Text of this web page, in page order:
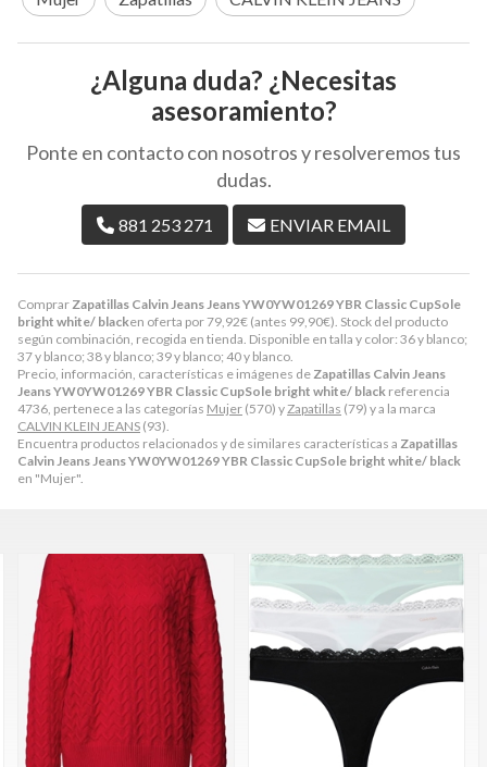
Comprar Zapatillas Calvin Jeans Jeans YW0YW01269 YBR Classic CupSole
bright white/ blacken oferta por79,92€ (antes 99,90€). Stock del producto
según combinación, recogida en tienda. Disponible en talla y color: 36 y blanco;
37 y blanco; 38 y blanco; 39 y blanco; 40 y blanco.
Precio, información, características e imágenes de Zapatillas Calvin Jeans
Jeans YW0YW01269 YBR Classic CupSole bright white/ black referencia
4736, pertenece a las categorías Mujer (570) y Zapatillas (79) y a la marca
CALVIN KLEIN JEANS (93).
Encuentra productos relacionados y de similares características a Zapatillas
Calvin Jeans Jeans YW0YW01269 YBR Classic CupSole bright white/ black
en "Mujer".
¿Alguna duda? ¿Necesitas
asesoramiento?
Ponte en contacto con nosotros y resolveremos tus
dudas.
881 253 271 ENVIAR EMAIL